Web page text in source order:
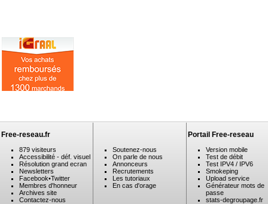
Free-reseau.fr
879 visiteurs
Accessibilité - déf. visuel
Résolution grand ecran
Newsletters
Facebook•Twitter
Membres d'honneur
Archives site
Contactez-nous
Soutenez-nous
On parle de nous
Annonceurs
Recrutements
Les tutoriaux
En cas d'orage
Portail Free-reseau
Version mobile
Test de débit
Test IPV4 / IPV6
Smokeping
Upload service
Générateur mots de
passe
stats-degroupage.fr